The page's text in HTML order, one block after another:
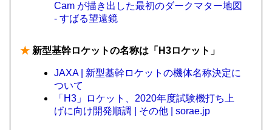
Cam が描き出した最初のダークマター地図
- すばる望遠鏡
★ 新型基幹ロケットの名称は「H3ロケット」
JAXA | 新型基幹ロケットの機体名称決定に
ついて
「H3」ロケット、2020年度試験機打ち上
げに向け開発順調 | その他 | sorae.jp